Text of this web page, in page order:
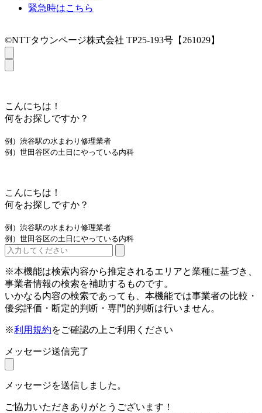
緊急時はこちら
©NTTタウンページ株式会社 TP25-193号【261029】
こんにちは！
何をお探しですか？
例）渋谷駅の水まわり修理業者
例）世田谷区の土日にやっている内科
こんにちは！
何をお探しですか？
例）渋谷駅の水まわり修理業者
例）世田谷区の土日にやっている内科
※本機能は検索内容から推定されるエリアと業種に基づき、
事業者情報の検索を補助するものです。
いかなる内容の検索であっても、本機能では事業者の比較・
優劣評価・断定的判断・専門的判断は行いません。
※利用規約をご確認の上ご利用ください
メッセージ送信完了
メッセージを送信しました。
ご協力いただきありがとうございます！